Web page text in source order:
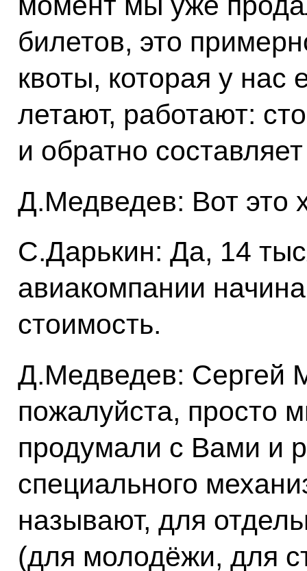
билетов, это
квоты, которая у нас
летают, работают:
и обратно
Д.Медведев: Вот это
С.Дарькин: Да, 14
авиакомпании
стоимость.
Д.Медведев: Сергей
пожалуйста, просто
продумали с Вами и
специального
называют, для
(для молодёжи, для